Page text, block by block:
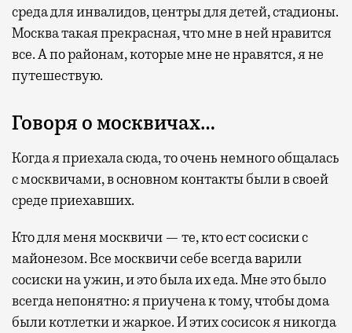
среда для инвалидов, центры для детей, стадионы.
Москва такая прекрасная, что мне в ней нравится
все. А по районам, которые мне не нравятся, я не
путешествую.
Говоря о москвичах…
Когда я приехала сюда, то очень немного общалась
с москвичами, в основном контакты были в своей
среде приехавших.
Кто для меня москвичи — те, кто ест сосиски с
майонезом. Все москвичи себе всегда варили
сосиски на ужин, и это была их еда. Мне это было
всегда непонятно: я приучена к тому, чтобы дома
были котлетки и жаркое. И этих сосисок я никогда